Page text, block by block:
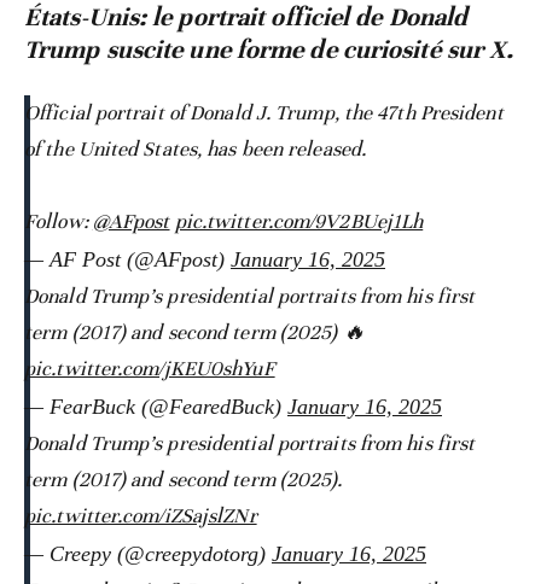
États-Unis: le portrait officiel de Donald
Trump suscite une forme de curiosité sur X.
Official portrait of Donald J. Trump, the 47th President
of the United States, has been released.
Follow:@AFpost pic.twitter.com/9V2BUej1Lh
— AF Post (@AFpost) January 16, 2025
Donald Trump’s presidential portraits from his first
term (2017) and second term (2025) 🔥
pic.twitter.com/jKEU0shYuF
— FearBuck (@FearedBuck) January 16, 2025
Donald Trump’s presidential portraits from his first
term (2017) and second term (2025).
pic.twitter.com/iZSajslZNr
— Creepy (@creepydotorg) January 16, 2025